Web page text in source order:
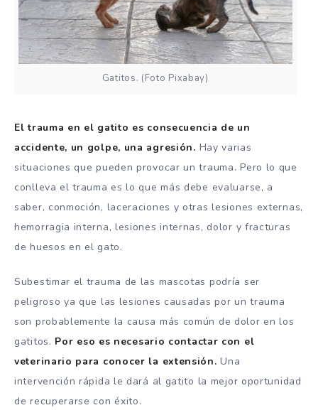
Gatitos. (Foto Pixabay)
El trauma en el gatito es consecuencia de un
accidente, un golpe, una agresión. Hay varias
situaciones que pueden provocar un trauma. Pero lo que
conlleva el trauma es lo que más debe evaluarse, a
saber, conmoción, laceraciones y otras lesiones externas,
hemorragia interna, lesiones internas, dolor y fracturas
de huesos en el gato.
Subestimar el trauma de las mascotas podría ser
peligroso ya que las lesiones causadas por un trauma
son probablemente la causa más común de dolor en los
gatitos. Por eso es necesario contactar con el
veterinario para conocer la extensión. Una
intervención rápida le dará al gatito la mejor oportunidad
de recuperarse con éxito.